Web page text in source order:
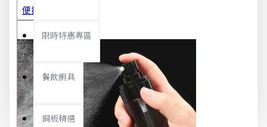
限時特惠專區
餐飲廚具
銅板精選